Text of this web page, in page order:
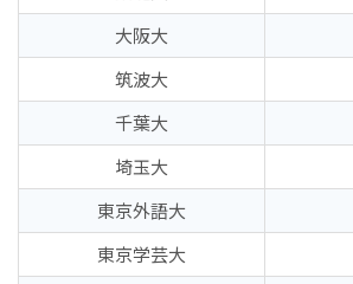
大阪大
筑波大
千葉大
埼玉大
東京外語大
東京学芸大